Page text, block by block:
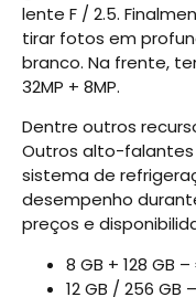
lente F / 2.5.
tirar fotos em
branco. Na frente,
32MP + 8MP.
Dentre outros
Outros alto-falantes
sistema de
desempenho
preços e
8 GB + 128 GB
12 GB / 256